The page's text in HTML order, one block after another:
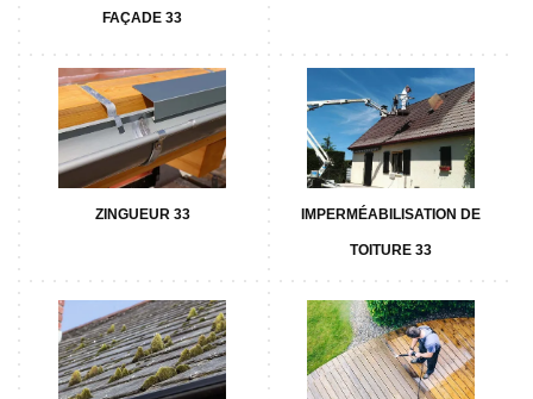
FAÇADE 33
ZINGUEUR 33 IMPERMÉABILISATION DE
TOITURE 33